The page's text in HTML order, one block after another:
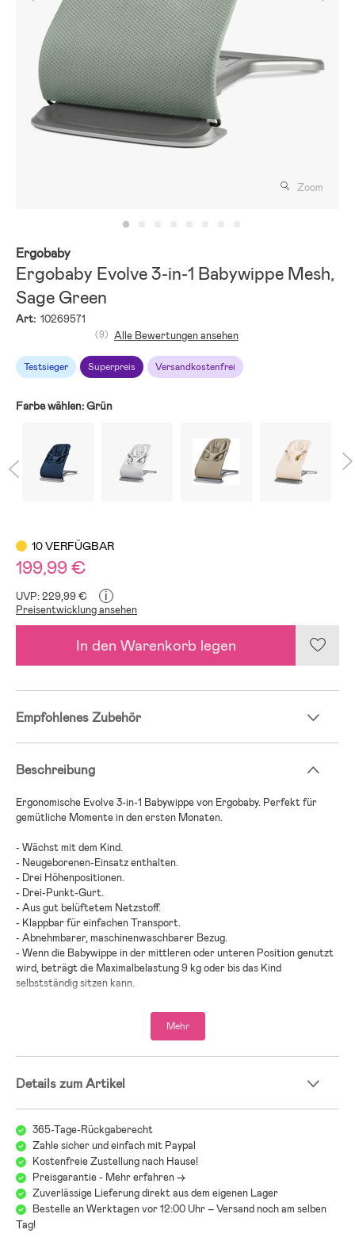
Zoom
Ergobaby
Ergobaby Evolve 3-in-1 Babywippe Mesh,
Sage Green
Art: 10269571
Testsieger Superpreis Versandkostenfrei
(9) Alle Bewertungen ansehen
Farbe wählen:Grün
10 VERFÜGBAR
199,99 €
UVP: 229,99 € i
Preisentwicklung ansehen
In den Warenkorb legen
Empfohlenes Zubehör
Beschreibung
Ergonomische Evolve 3-in-1 Babywippe von Ergobaby. Perfekt für
gemütliche Momente in den ersten Monaten.
- Wächst mit dem Kind.
- Neugeborenen-Einsatz enthalten.
- Drei Höhenpositionen.
- Drei-Punkt-Gurt.
- Aus gut belüftetem Netzstoff.
- Klappbar für einfachen Transport.
- Abnehmbarer, maschinenwaschbarer Bezug.
- Wenn die Babywippe in der mittleren oder unteren Position genutzt
wird, beträgt die Maximalbelastung 9 kg oder bis das Kind
selbstständig sitzen kann.
die Wippe in der höchsten Position genutzt werden. Hier beträgt die
- Altersempfehlung: ab Geburt.
schwedischen Verbraucherportal bäst-i-test.se.
Mehr
Details zum Artikel
365-Tage-Rückgaberecht
Zahle sicher und einfach mit Paypal
Kostenfreie Zustellung nach Hause!
Preisgarantie - Mehr erfahren ->
Zuverlässige Lieferung direkt aus dem eigenen Lager
Bestelle an Werktagen vor 12:00 Uhr – Versand noch am selben
Tag!